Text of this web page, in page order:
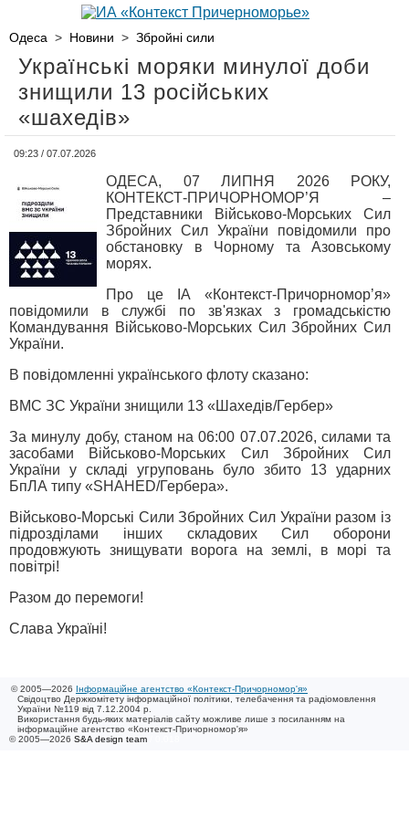
Одеса > Новини > Збройні сили
Українські моряки минулої доби
знищили 13 російських
«шахедів»
09:23 / 07.07.2026
ОДЕСА, 07 ЛИПНЯ 2026 РОКУ,
КОНТЕКСТ-ПРИЧОРНОМОР’Я –
Представники Військово-Морських Сил
Збройних Сил України повідомили про
обстановку в Чорному та Азовському
морях.
Про це ІА «Контекст-Причорномор’я»
повідомили в службі по зв'язках з громадськістю
Командування Військово-Морських Сил Збройних Сил
України.
В повідомленні українського флоту сказано:
ВМС ЗС України знищили 13 «Шахедів/Гербер»
За минулу добу, станом на 06:00 07.07.2026, силами та
засобами Військово-Морських Сил Збройних Сил
України у складі угруповань було збито 13 ударних
БпЛА типу «SHAHED/Гербера».
Військово-Морські Сили Збройних Сил України разом із
підрозділами інших складових Сил оборони
продовжують знищувати ворога на землі, в морі та
повітрі!
Разом до перемоги!
Слава Україні!
© 2005—2026 Інформаційне агентство «Контекст-Причорномор'я»
Свідоцтво Держкомітету інформаційної політики, телебачення та радіомовлення
України №119 від 7.12.2004 р.
Використання будь-яких матеріалів сайту можливе лише з посиланням на
інформаційне агентство «Контекст-Причорномор'я»
© 2005—2026 S&A design team